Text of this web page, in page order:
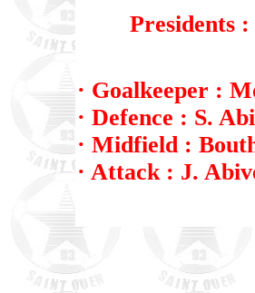
Presidents
· Goalkeeper :
· Defence : S.
· Midfield :
· Attack : J.